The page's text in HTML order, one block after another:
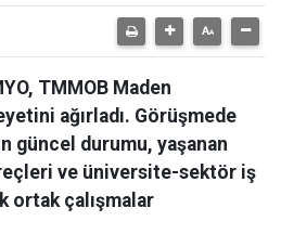
TMMOB Maden
ağırladı. Görüşmede
güncel durumu, yaşanan
ve üniversite-sektör iş
ortak çalışmalar